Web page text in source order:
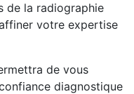
de la radiographie
votre expertise
de vous
diagnostique